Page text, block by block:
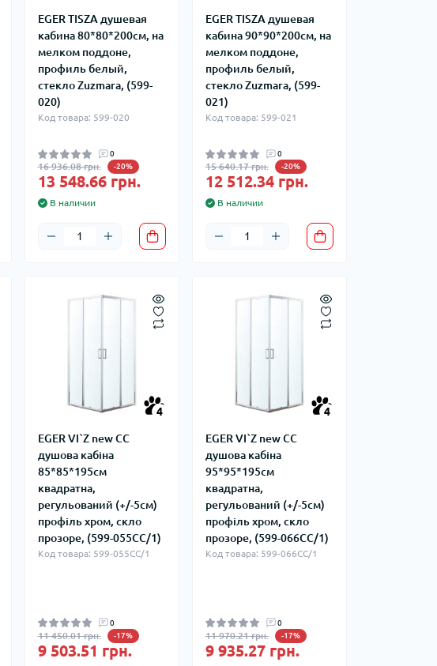
EGER TISZA душевая
кабина 80*80*200см, на
мелком поддоне,
профиль белый,
стекло Zuzmara, (599-
020)
Код товара: 599-020
0
16 936.08 грн. -20%
13 548.66 грн.
В наличии
EGER TISZA душевая
кабина 90*90*200см, на
мелком поддоне,
профиль белый,
стекло Zuzmara, (599-
021)
Код товара: 599-021
0
15 640.17 грн. -20%
12 512.34 грн.
В наличии
4
EGER VI`Z new CС
душова кабіна
85*85*195см
квадратна,
регульований (+/-5cм)
профіль хром, скло
прозоре, (599-055СС/1)
Код товара: 599-055СС/1
0
11 450.01 грн. -17%
9 503.51 грн.
4
EGER VI`Z new CС
душова кабіна
95*95*195см
квадратна,
регульований (+/-5cм)
профіль хром, скло
прозоре, (599-066СС/1)
Код товара: 599-066СС/1
0
11 970.21 грн. -17%
9 935.27 грн.